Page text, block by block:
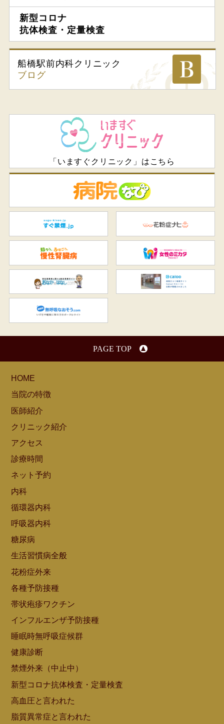
新型コロナ
抗体検査・定量検査
船橋駅前内科クリニック
ブログ
「いますぐクリニック」はこちら
すぐ禁煙.jp
知ろう、ふせごう。慢性腎臓
おなかのはなし.com
PAGE TOP
HOME
当院の特徴
医師紹介
クリニック紹介
アクセス
診療時間
ネット予約
内科
循環器内科
呼吸器内科
糖尿病
生活習慣病全般
花粉症外来
各種予防接種
帯状疱疹ワクチン
インフルエンザ予防接種
睡眠時無呼吸症候群
健康診断
禁煙外来（中止中）
新型コロナ抗体検査・定量検査
高血圧と言われた
脂質異常症と言われた